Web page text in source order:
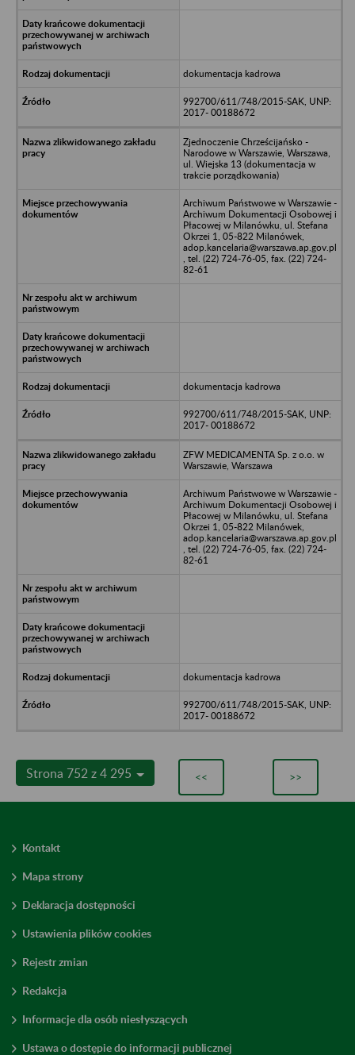
dokumentacja kadrowa
992700/611/748/2015-SAK, UNP:
2017- 00188672
Zjednoczenie Chrześcijańsko -
Narodowe w Warszawie, Warszawa,
ul. Wiejska 13 (dokumentacja w
trakcie porządkowania)
Archiwum Państwowe w Warszawie -
Archiwum Dokumentacji Osobowej i
Płacowej w Milanówku, ul. Stefana
Okrzei 1, 05-822 Milanówek,
adop.kancelaria@warszawa.ap.gov.pl
, tel. (22) 724-76-05, fax. (22) 724-
82-61
dokumentacja kadrowa
992700/611/748/2015-SAK, UNP:
2017- 00188672
ZFW MEDICAMENTA Sp. z o.o. w
Warszawie, Warszawa
Archiwum Państwowe w Warszawie -
Archiwum Dokumentacji Osobowej i
Płacowej w Milanówku, ul. Stefana
Okrzei 1, 05-822 Milanówek,
adop.kancelaria@warszawa.ap.gov.pl
, tel. (22) 724-76-05, fax. (22) 724-
82-61
dokumentacja kadrowa
992700/611/748/2015-SAK, UNP:
2017- 00188672
Strona 752 z 4 295 << >>
Kontakt
Mapa strony
Deklaracja dostępności
Ustawienia plików cookies
Rejestr zmian
Redakcja
Informacje dla osób niesłyszących
Ustawa o dostępie do informacji publicznej